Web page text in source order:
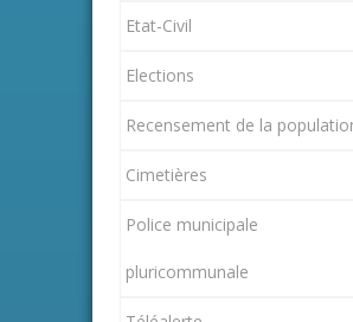
Etat-Civil
Elections
Recensement de la
Cimetières
Police municipale
pluricommunale